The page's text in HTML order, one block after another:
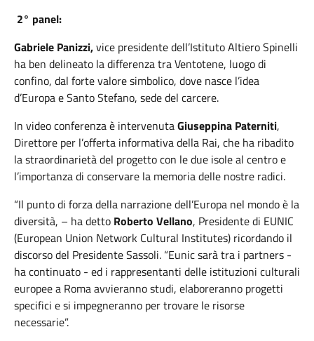
2° panel:
Gabriele Panizzi,vice presidente dell’Istituto Altiero Spinelli
ha ben delineato la differenza tra Ventotene, luogo di
confino, dal forte valore simbolico, dove nasce l’idea
d’Europa e Santo Stefano, sede del carcere.
In video conferenza è intervenutaGiuseppina Paterniti,
Direttore per l’offerta informativa della Rai, che ha ribadito
la straordinarietà del progetto con le due isole al centro e
l’importanza di conservare la memoria delle nostre radici.
“Il punto di forza della narrazione dell’Europa nel mondo è la
diversità, – ha detto Roberto Vellano, Presidente di EUNIC
(European Union Network Cultural Institutes) ricordando il
discorso del Presidente Sassoli. “Eunic sarà tra i partners -
ha continuato - ed i rappresentanti delle istituzioni culturali
europee a Roma avvieranno studi, elaboreranno progetti
specifici e si impegneranno per trovare le risorse
necessarie”.